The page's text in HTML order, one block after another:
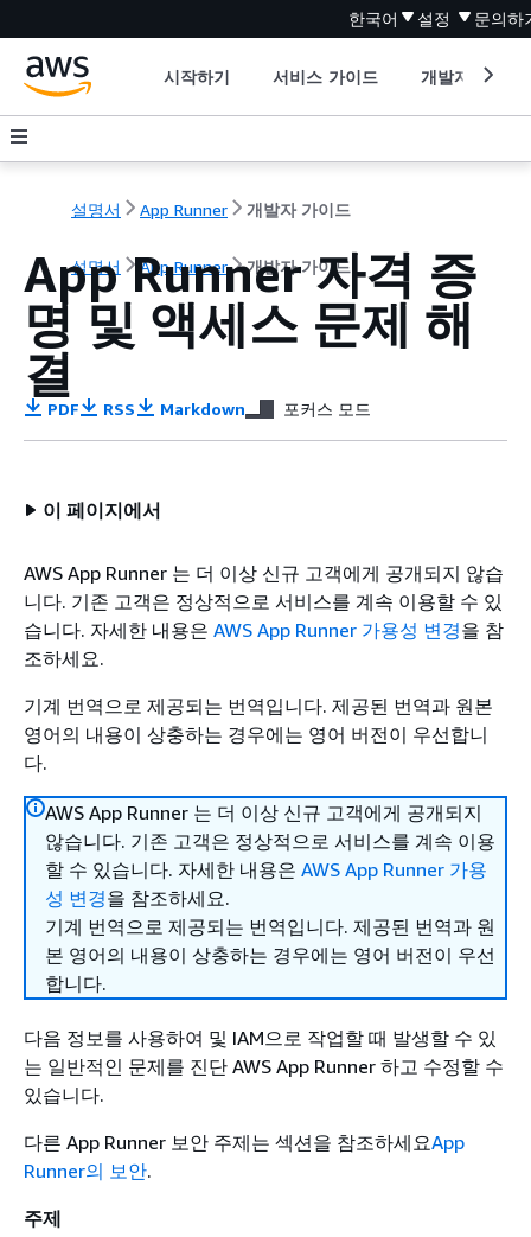
한국어 설정 문의하
시작하기 서비스 가이드 개발자 도구
설명서 App Runner 개발자 가이드
설명서 App Runner 개발자 가이드
App Runner 자격 증
명 및 액세스 문제 해
결
PDF RSS Markdown 포커스 모드
이 페이지에서
AWS App Runner 는 더 이상 신규 고객에게 공개되지 않습
니다. 기존 고객은 정상적으로 서비스를 계속 이용할 수 있
습니다. 자세한 내용은 AWS App Runner 가용성 변경을 참
조하세요.
기계 번역으로 제공되는 번역입니다. 제공된 번역과 원본
영어의 내용이 상충하는 경우에는 영어 버전이 우선합니
다.
AWS App Runner 는 더 이상 신규 고객에게 공개되지
않습니다. 기존 고객은 정상적으로 서비스를 계속 이용
할 수 있습니다. 자세한 내용은 AWS App Runner 가용
성 변경을 참조하세요.
기계 번역으로 제공되는 번역입니다. 제공된 번역과 원
본 영어의 내용이 상충하는 경우에는 영어 버전이 우선
합니다.
다음 정보를 사용하여 및 IAM으로 작업할 때 발생할 수 있
는 일반적인 문제를 진단 AWS App Runner 하고 수정할 수
있습니다.
다른 App Runner 보안 주제는 섹션을 참조하세요App
Runner의 보안.
주제